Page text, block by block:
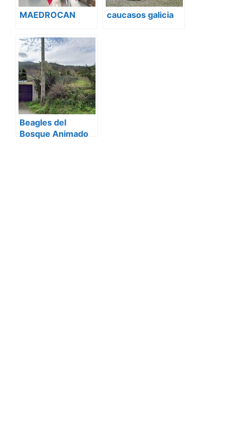
MAEDROCAN caucasos galicia
Beagles del
Bosque Animado